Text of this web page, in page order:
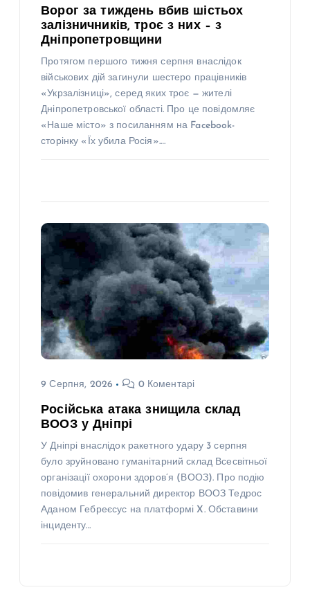
Ворог за тиждень вбив шістьох
залізничників, троє з них – з
Дніпропетровщини
Протягом першого тижня серпня внаслідок
військових дій загинули шестеро працівників
«Укрзалізниці», серед яких троє — жителі
Дніпропетровської області. Про це повідомляє
«Наше місто» з посиланням на Facebook-
сторінку «Їх убила Росія».…
9 Серпня, 2026 0 Коментарі
Російська атака знищила склад
ВООЗ у Дніпрі
У Дніпрі внаслідок ракетного удару 3 серпня
було зруйновано гуманітарний склад Всесвітньої
організації охорони здоров’я (ВООЗ). Про подію
повідомив генеральний директор ВООЗ Тедрос
Аданом Гебреєсус на платформі X. Обставини
інциденту…